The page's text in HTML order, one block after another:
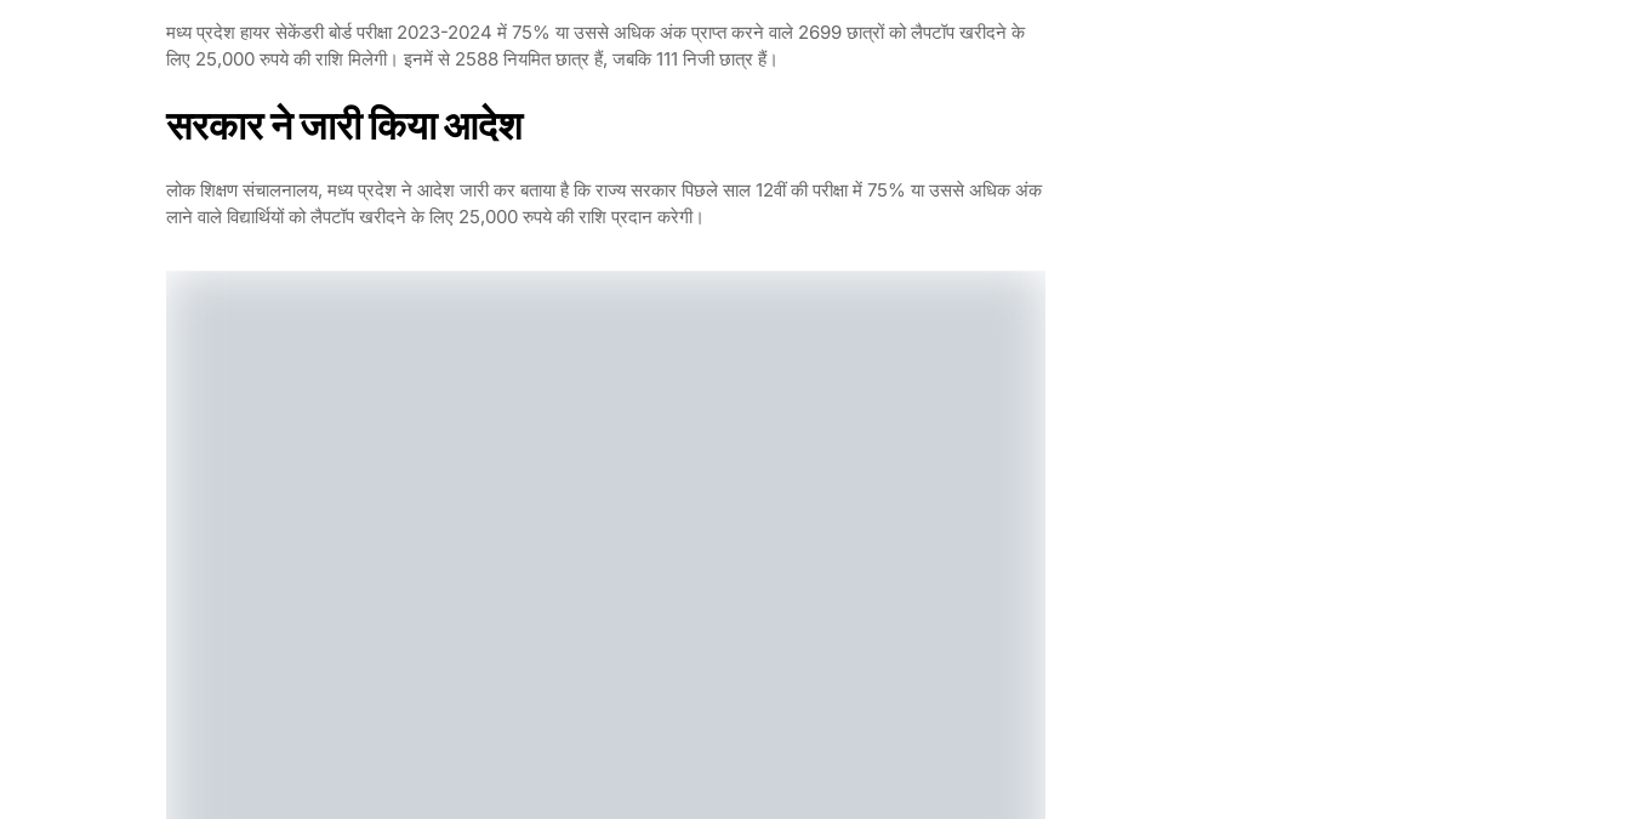
मध्य प्रदेश हायर सेकेंडरी बोर्ड परीक्षा 2023-2024 में 75% या उससे अधिक अंक प्राप्त करने वाले 2699 छात्रों को लैपटॉप खरीदने के
लिए 25,000 रुपये की राशि मिलेगी। इनमें से 2588 नियमित छात्र हैं, जबकि 111 निजी छात्र हैं।
सरकार ने जारी किया आदेश
लोक शिक्षण संचालनालय, मध्य प्रदेश ने आदेश जारी कर बताया है कि राज्य सरकार पिछले साल 12वीं की परीक्षा में 75% या उससे अधिक अंक
लाने वाले विद्यार्थियों को लैपटॉप खरीदने के लिए 25,000 रुपये की राशि प्रदान करेगी।